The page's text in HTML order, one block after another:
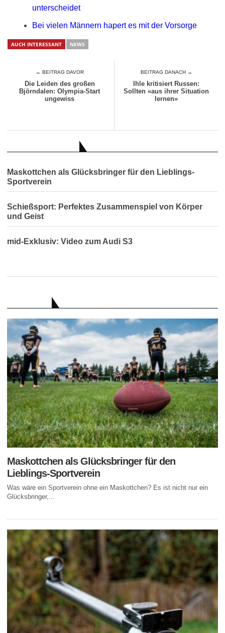
unterscheidet
Bei vielen Männern hapert es mit der Vorsorge
AUCH INTERESSANT NEWS
← BEITRAG DAVOR
Die Leiden des großen
Björndalen: Olympia-Start
ungewiss
BEITRAG DANACH →
Ihle kritisiert Russen:
Sollten «aus ihrer Situation
lernen»
Maskottchen als Glücksbringer für den Lieblings-
Sportverein
Schießsport: Perfektes Zusammenspiel von Körper
und Geist
mid-Exklusiv: Video zum Audi S3
Maskottchen als Glücksbringer für den
Lieblings-Sportverein
Was wäre ein Sportverein ohne ein Maskottchen? Es ist nicht nur ein
Glücksbringer,...